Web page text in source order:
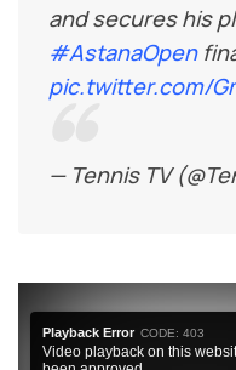
and secures his
#AstanaOpen
pic.twitter.com/
— Tennis TV